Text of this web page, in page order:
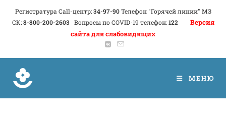
Регистратура Call-центр:34-97-90 Телефон "Горячей линии" МЗ
СК:8-800-200-2603 Вопросы по COVID-19 телефон:122
Версия
сайта для слабовидящих
МЕНЮ